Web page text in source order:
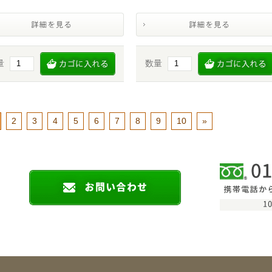
数量
2 3 4 5 6 7 8 9 10 »